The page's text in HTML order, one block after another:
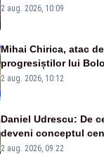
pierdute de fiecare
2 aug. 2026, 10:09
Mihai Chirica, atac
progresiștilor lui
protejăm și natura,
2 aug. 2026, 10:12
Daniel Udrescu: De
deveni conceptul
viitoare?
2 aug. 2026, 09:22